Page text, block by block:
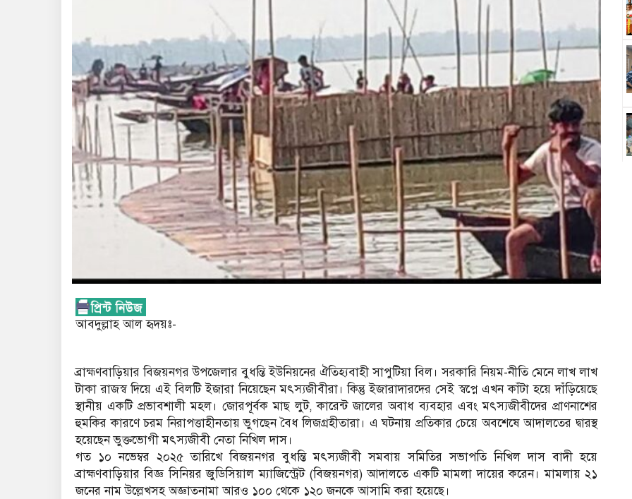
আবদুল্লাহ আল হৃদয়ঃ-
ব্রাহ্মণবাড়িয়ার বিজয়নগর উপজেলার বুধন্তি ইউনিয়নের ঐতিহ্যবাহী সাপুটিয়া বিল। সরকারি নিয়ম-নীতি মেনে লাখ লাখ
টাকা রাজস্ব দিয়ে এই বিলটি ইজারা নিয়েছেন মৎস্যজীবীরা। কিন্তু ইজারাদারদের সেই স্বপ্নে এখন কাঁটা হয়ে দাঁড়িয়েছে
স্থানীয় একটি প্রভাবশালী মহল। জোরপূর্বক মাছ লুট, কারেন্ট জালের অবাধ ব্যবহার এবং মৎস্যজীবীদের প্রাণনাশের
হুমকির কারণে চরম নিরাপত্তাহীনতায় ভুগছেন বৈধ লিজগ্রহীতারা। এ ঘটনায় প্রতিকার চেয়ে অবশেষে আদালতের দ্বারস্থ
হয়েছেন ভুক্তভোগী মৎস্যজীবী নেতা নিখিল দাস।
গত ১০ নভেম্বর ২০২৫ তারিখে বিজয়নগর বুধন্তি মৎস্যজীবী সমবায় সমিতির সভাপতি নিখিল দাস বাদী হয়ে
ব্রাহ্মণবাড়িয়ার বিজ্ঞ সিনিয়র জুডিসিয়াল ম্যাজিস্ট্রেট (বিজয়নগর) আদালতে একটি মামলা দায়ের করেন। মামলায় ২১
জনের নাম উল্লেখসহ অজ্ঞাতনামা আরও ১০০ থেকে ১২০ জনকে আসামি করা হয়েছে।